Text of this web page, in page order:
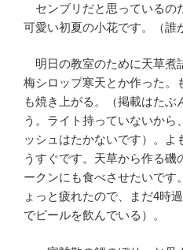
センブリだと思っているの
可愛い初夏の小花です。（誰
明日の教室のために天草煮
梅シロップ寒天とか作った。
も焼き上がる。（掲載はたぶ
う。ライト持っていないから
ッシュはたかないです）。よ
うすぐです。天草から作る磯
ークンにも食べさせたいです
ょっと疲れたので、まだ4時
でビールを飲んでいる）。